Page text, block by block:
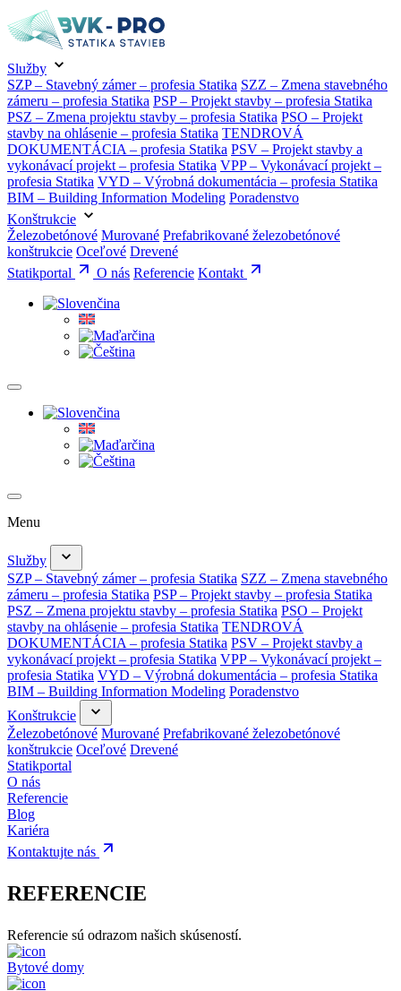
Služby
SZP – Stavebný zámer – profesia Statika SZZ – Zmena stavebného
zámeru – profesia Statika PSP – Projekt stavby – profesia Statika
PSZ – Zmena projektu stavby – profesia Statika PSO – Projekt
stavby na ohlásenie – profesia Statika TENDROVÁ
DOKUMENTÁCIA – profesia Statika PSV – Projekt stavby a
vykonávací projekt – profesia Statika VPP – Vykonávací projekt –
profesia Statika VYD – Výrobná dokumentácia – profesia Statika
BIM – Building Information Modeling Poradenstvo
Konštrukcie
Železobetónové Murované Prefabrikované železobetónové
konštrukcie Oceľové Drevené
Statikportal
O nás Referencie Kontakt
Menu
Služby
SZP – Stavebný zámer – profesia Statika SZZ – Zmena stavebného
zámeru – profesia Statika PSP – Projekt stavby – profesia Statika
PSZ – Zmena projektu stavby – profesia Statika PSO – Projekt
stavby na ohlásenie – profesia Statika TENDROVÁ
DOKUMENTÁCIA – profesia Statika PSV – Projekt stavby a
vykonávací projekt – profesia Statika VPP – Vykonávací projekt –
profesia Statika VYD – Výrobná dokumentácia – profesia Statika
BIM – Building Information Modeling Poradenstvo
Konštrukcie
Železobetónové Murované Prefabrikované železobetónové
konštrukcie Oceľové Drevené
Statikportal
O nás
Referencie
Blog
Kariéra
Kontaktujte nás
REFERENCIE
Referencie sú odrazom našich skúseností.
Bytové domy